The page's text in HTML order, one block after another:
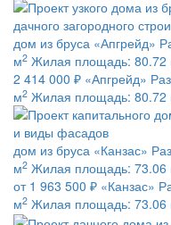
дом из бруса «Апгрейд»
м2 Жилая площадь: 80.72
2 414 000 ₽ «Апгрейд»
м2 Жилая площадь: 80.72
дом из бруса «Канзас»
м2 Жилая площадь: 73.06
от 1 963 500 ₽ «Канзас»
м2 Жилая площадь: 73.06